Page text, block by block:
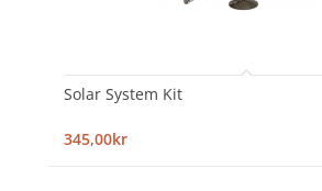
Solar System Kit
345,00kr